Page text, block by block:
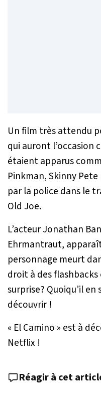
Un film très attendu
qui auront l’occasion
étaient apparus
Pinkman, Skinny
par la police dans le
Old Joe.
L’acteur Jonathan
Ehrmantraut,
personnage meurt
droit à des
surprise? Quoiqu’il
découvrir !
« El Camino » est à
Netflix !
Réagir à cet